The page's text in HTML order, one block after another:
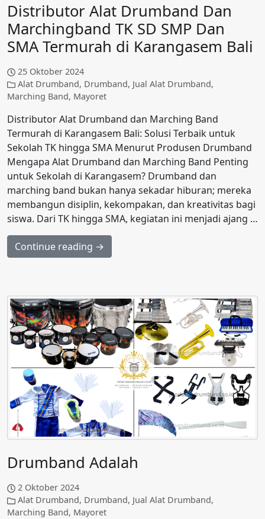
Distributor Alat Drumband Dan
Marchingband TK SD SMP Dan
SMA Termurah di Karangasem Bali
25 Oktober 2024
Alat Drumband, Drumband, Jual Alat Drumband,
Marching Band, Mayoret
Distributor Alat Drumband dan Marching Band
Termurah di Karangasem Bali: Solusi Terbaik untuk
Sekolah TK hingga SMA Menurut Produsen Drumband
Mengapa Alat Drumband dan Marching Band Penting
untuk Sekolah di Karangasem? Drumband dan
marching band bukan hanya sekadar hiburan; mereka
membangun disiplin, kekompakan, dan kreativitas bagi
siswa. Dari TK hingga SMA, kegiatan ini menjadi ajang …
Continue reading →
Drumband Adalah
2 Oktober 2024
Alat Drumband, Drumband, Jual Alat Drumband,
Marching Band, Mayoret